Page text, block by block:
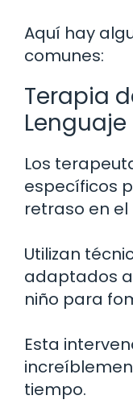
Aquí hay
comunes:
Terapia
Lenguaje
Los
específicos
retraso en el
Utilizan
adaptados
niño para
Esta
tiempo.